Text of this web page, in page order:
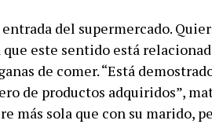
del supermercado.
este sentido está
de comer. “Está
de productos adquiridos”,
más sola que con su marido,